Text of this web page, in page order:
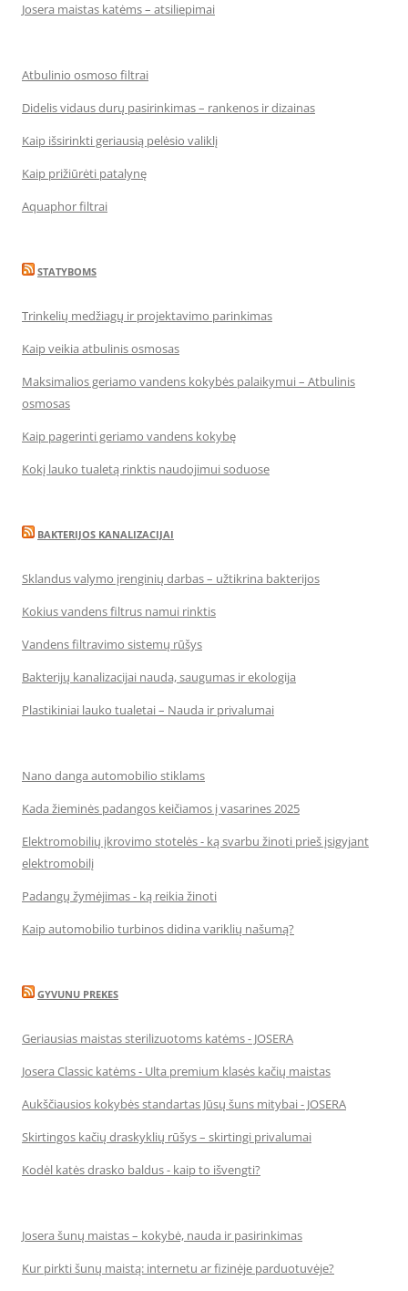
Josera maistas katėms – atsiliepimai
Atbulinio osmoso filtrai
Didelis vidaus durų pasirinkimas – rankenos ir dizainas
Kaip išsirinkti geriausią pelėsio valiklį
Kaip prižiūrėti patalynę
Aquaphor filtrai
STATYBOMS
Trinkelių medžiagų ir projektavimo parinkimas
Kaip veikia atbulinis osmosas
Maksimalios geriamo vandens kokybės palaikymui – Atbulinis
osmosas
Kaip pagerinti geriamo vandens kokybę
Kokį lauko tualetą rinktis naudojimui soduose
BAKTERIJOS KANALIZACIJAI
Sklandus valymo įrenginių darbas – užtikrina bakterijos
Kokius vandens filtrus namui rinktis
Vandens filtravimo sistemų rūšys
Bakterijų kanalizacijai nauda, saugumas ir ekologija
Plastikiniai lauko tualetai – Nauda ir privalumai
Nano danga automobilio stiklams
Kada žieminės padangos keičiamos į vasarines 2025
Elektromobilių įkrovimo stotelės - ką svarbu žinoti prieš įsigyjant
elektromobilį
Padangų žymėjimas - ką reikia žinoti
Kaip automobilio turbinos didina variklių našumą?
GYVUNU PREKES
Geriausias maistas sterilizuotoms katėms - JOSERA
Josera Classic katėms - Ulta premium klasės kačių maistas
Aukščiausios kokybės standartas Jūsų šuns mitybai - JOSERA
Skirtingos kačių draskyklių rūšys – skirtingi privalumai
Kodėl katės drasko baldus - kaip to išvengti?
Josera šunų maistas – kokybė, nauda ir pasirinkimas
Kur pirkti šunų maistą: internetu ar fizinėje parduotuvėje?